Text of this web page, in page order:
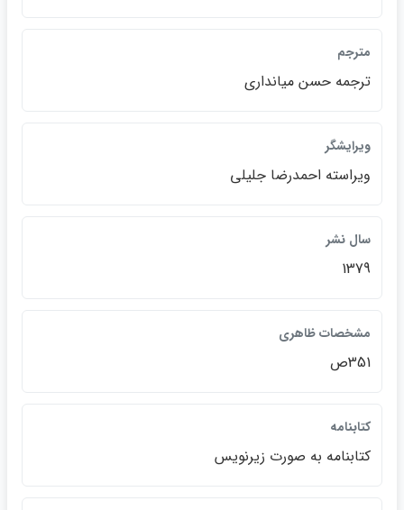
مترجم
ترجمه حسن ميانداري
ويرايشگر
ويراسته احمدرضا جليلي
سال نشر
1379
مشخصات ظاهري
351ص
كتابنامه
كتابنامه به صورت زيرنويس